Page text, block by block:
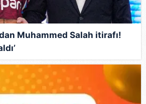
Metnimizi okumak ve sitemizde
olarak kullanılan çerezlerle ilgili bilgi
Muhammed Salah itirafı!